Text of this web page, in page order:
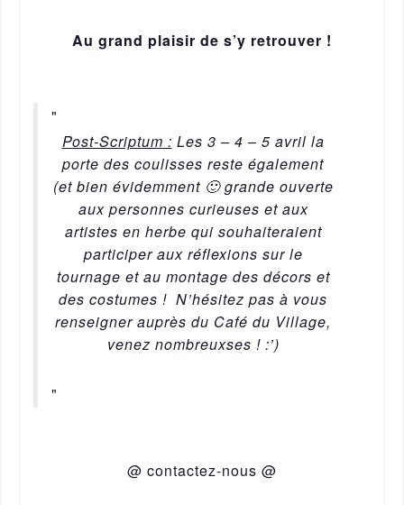
Au grand plaisir de s’y retrouver !
Post-Scriptum : Les 3 – 4 – 5 avril la
porte des coulisses reste également
(et bien évidemment 🙂 grande ouverte
aux personnes curieuses et aux
artistes en herbe qui souhaiteraient
participer aux réflexions sur le
tournage et au montage des décors et
des costumes ! N’hésitez pas à vous
renseigner auprès du Café du Village,
venez nombreuxses ! :’)
@ contactez-nous @